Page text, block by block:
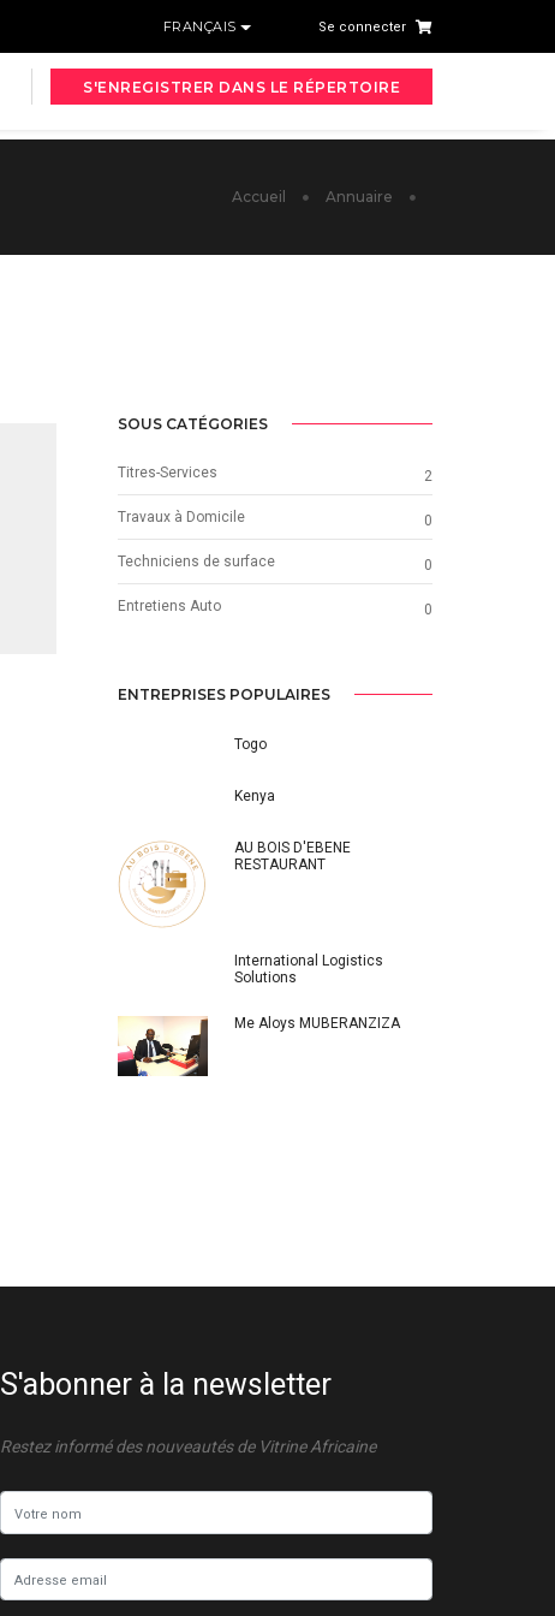
FRANÇAIS Se connecter
S'ENREGISTRER DANS LE RÉPERTOIRE
Accueil Annuaire
SOUS CATÉGORIES
Titres-Services 2
Travaux à Domicile 0
Techniciens de surface 0
Entretiens Auto 0
ENTREPRISES POPULAIRES
Togo
Kenya
AU BOIS D'EBENE
RESTAURANT
International Logistics
Solutions
Me Aloys MUBERANZIZA
S'abonner à la newsletter
Restez informé des nouveautés de Vitrine Africaine